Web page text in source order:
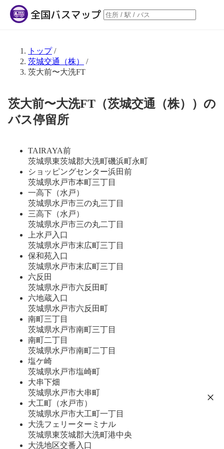
トップ/
茨城交通（株）
/
茨大前〜大洗FT
茨大前〜大洗FT（茨城交通（株））の
バス停留所
TAIRAYA前
茨城県東茨城郡大洗町磯浜町永町
ショッピングセンター浜田前
茨城県水戸市本町三丁目
一高下（水戸）
茨城県水戸市三の丸三丁目
三高下（水戸）
茨城県水戸市三の丸二丁目
上水戸入口
茨城県水戸市末広町三丁目
保和苑入口
茨城県水戸市末広町三丁目
六反田
茨城県水戸市六反田町
六地蔵入口
茨城県水戸市六反田町
南町三丁目
茨城県水戸市南町三丁目
南町二丁目
茨城県水戸市南町二丁目
塩ケ崎
茨城県水戸市塩崎町
大串下畑
茨城県水戸市大串町
大工町（水戸市）
茨城県水戸市大工町一丁目
大洗フェリーターミナル
茨城県東茨城郡大洗町港中央
大洗地区交番入口